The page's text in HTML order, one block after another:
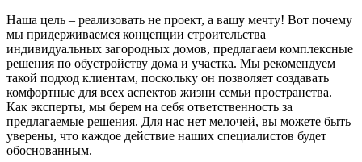
Наша цель – реализовать не проект, а вашу мечту! Вот почему
мы придерживаемся концепции строительства
индивидуальных загородных домов, предлагаем комплексные
решения по обустройству дома и участка. Мы рекомендуем
такой подход клиентам, поскольку он позволяет создавать
комфортные для всех аспектов жизни семьи пространства.
Как эксперты, мы берем на себя ответственность за
предлагаемые решения. Для нас нет мелочей, вы можете быть
уверены, что каждое действие наших специалистов будет
обоснованным.